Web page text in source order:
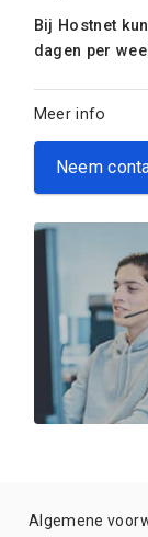
Bij Hostnet
dagen per
Meer info
Neem
Algemene